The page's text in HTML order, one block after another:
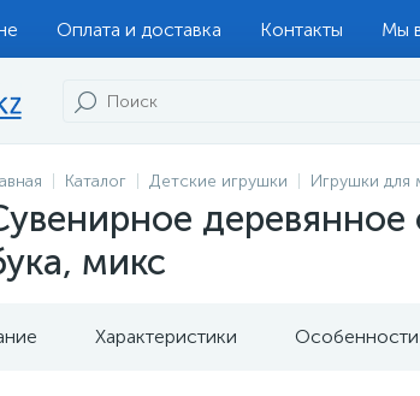
Оплата и доставка Контакты Мы
Каталог Детские игрушки Игрушки для
микс
Характеристики Особенности